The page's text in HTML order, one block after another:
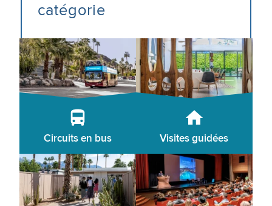
catégorie
Circuits en bus Visites guidées